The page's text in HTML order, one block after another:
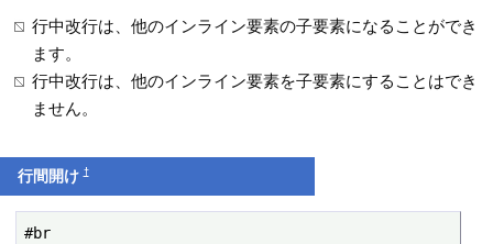
行中改行は、他のインライン要素の子要素になることができ
ます。
行中改行は、他のインライン要素を子要素にすることはでき
ません。
行間開け†
#br